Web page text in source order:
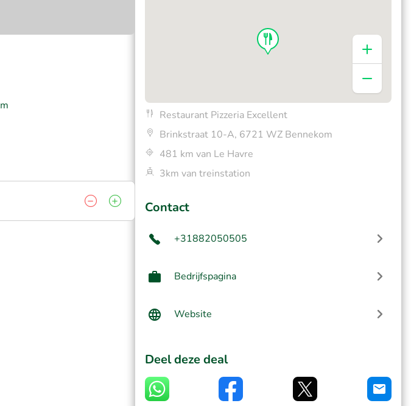
Restaurant Pizzeria Excellent
Brinkstraat 10-A, 6721 WZ Bennekom
481 km van Le Havre
3km van treinstation
Contact
+31882050505
Bedrijfspagina
Website
Deel deze deal